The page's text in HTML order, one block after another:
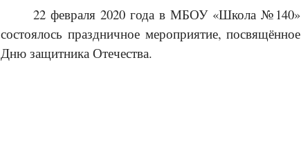
22 февраля 2020 года в МБОУ «Школа №140»
состоялось праздничное мероприятие, посвящённое
Дню защитника Отечества.